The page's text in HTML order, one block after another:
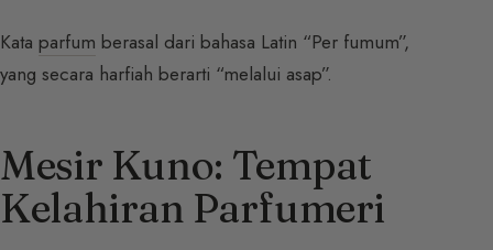
Kata parfum berasal dari bahasa Latin “Per fumum”,
yang secara harfiah berarti “melalui asap”.
Mesir Kuno: Tempat
Kelahiran Parfumeri